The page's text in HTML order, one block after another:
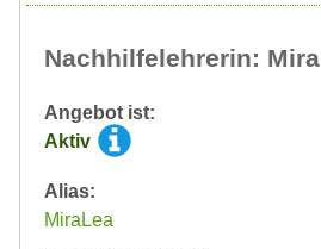
Nachhilfelehrerin: Mira
Angebot ist:
Aktiv
Alias:
MiraLea